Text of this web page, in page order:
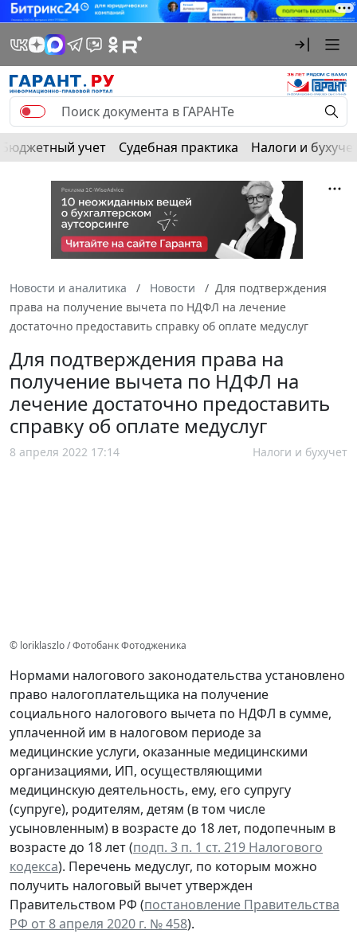
Бюджетный учет Судебная практика Налоги и
Новости и аналитика Новости
Для подтверждения
права на получение вычета по НДФЛ на лечение
достаточно предоставить справку об оплате медуслуг
Для подтверждения права на
получение вычета по НДФЛ на
лечение достаточно предоставить
справку об оплате медуслуг
8 апреля 2022 17:14 Налоги и бухучет
© loriklaszlo / Фотобанк Фотодженика
Нормами налогового законодательства установлено
право налогоплательщика на получение
социального налогового вычета по НДФЛ в сумме,
уплаченной им в налоговом периоде за
медицинские услуги, оказанные медицинскими
организациями, ИП, осуществляющими
медицинскую деятельность, ему, его супругу
(супруге), родителям, детям (в том числе
усыновленным) в возрасте до 18 лет, подопечным в
возрасте до 18 лет (подп. 3 п. 1 ст. 219 Налогового
кодекса). Перечень медуслуг, по которым можно
получить налоговый вычет утвержден
Правительством РФ (постановление Правительства
РФ от 8 апреля 2020 г. № 458).